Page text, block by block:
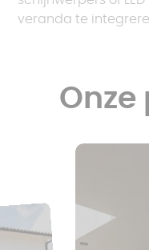
veranda te
Onze